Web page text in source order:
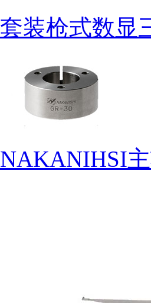
套装枪式数显
NAKANIHSI